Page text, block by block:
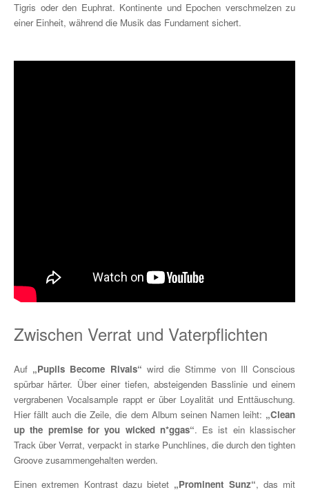
Tigris oder den Euphrat. Kontinente und Epochen verschmelzen zu
einer Einheit, während die Musik das Fundament sichert.
Zwischen Verrat und Vaterpflichten
Auf „Pupils Become Rivals“ wird die Stimme von Ill Conscious
spürbar härter. Über einer tiefen, absteigenden Basslinie und einem
vergrabenen Vocalsample rappt er über Loyalität und Enttäuschung.
Hier fällt auch die Zeile, die dem Album seinen Namen leiht: „Clean
up the premise for you wicked n*ggas“. Es ist ein klassischer
Track über Verrat, verpackt in starke Punchlines, die durch den tighten
Groove zusammengehalten werden.
Einen extremen Kontrast dazu bietet „Prominent Sunz“, das mit